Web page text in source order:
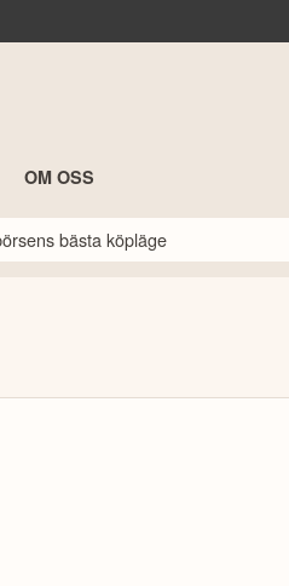
OM OSS
bästa köpläge